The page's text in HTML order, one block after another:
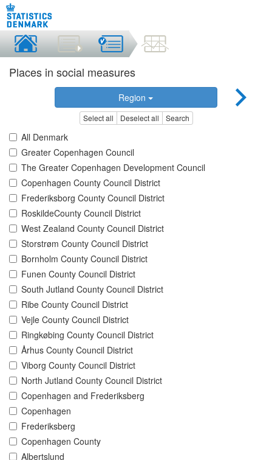
Places in social measures
Region
Select all Deselect all Search
All Denmark
Greater Copenhagen Council
The Greater Copenhagen Development Council
Copenhagen County Council District
Frederiksborg County Council District
RoskildeCounty Council District
West Zealand County Council District
Storstrøm County Council District
Bornholm County Council District
Funen County Council District
South Jutland County Council District
Ribe County Council District
Vejle County Council District
Ringkøbing County Council District
Århus County Council District
Viborg County Council District
North Jutland County Council District
Copenhagen and Frederiksberg
Copenhagen
Frederiksberg
Copenhagen County
Albertslund